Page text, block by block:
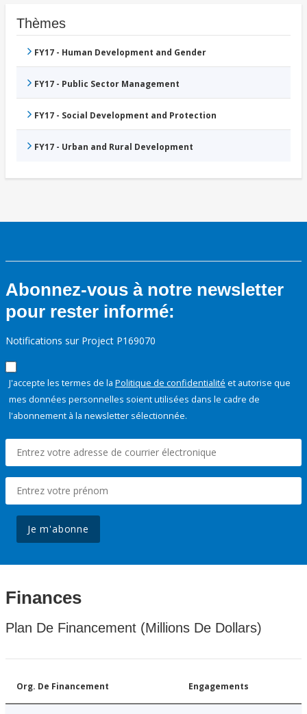
Thèmes
FY17 - Human Development and Gender
FY17 - Public Sector Management
FY17 - Social Development and Protection
FY17 - Urban and Rural Development
Abonnez-vous à notre newsletter
pour rester informé:
Notifications sur Project P169070
J'accepte les termes de la Politique de confidentialité et autorise que
mes données personnelles soient utilisées dans le cadre de
l'abonnement à la newsletter sélectionnée.
Je m'abonne
Finances
Plan De Financement (Millions De Dollars)
Org. De Financement Engagements